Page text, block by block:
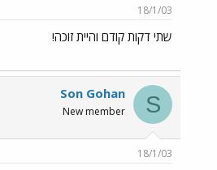
18/1/03
שתי דקות קודם והיית זוכה!
S
Son Gohan
New member
18/1/03